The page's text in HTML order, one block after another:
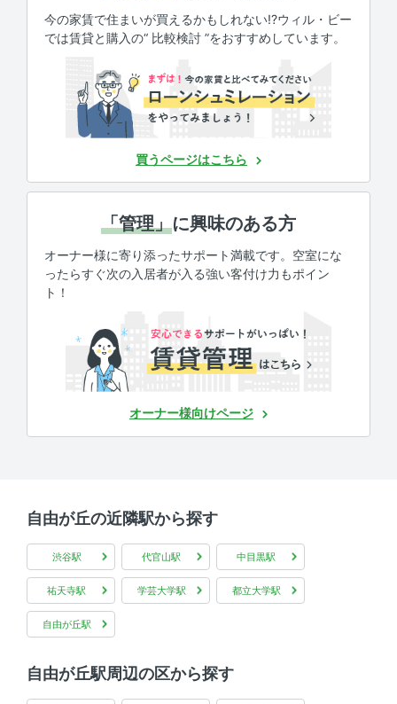
今の家賃で住まいが買えるかもしれない!?ウィル・ビー
では賃貸と購入の“ 比較検討 ”をおすすめしています。
買うページはこちら
「管理」に興味のある方
オーナー様に寄り添ったサポート満載です。空室にな
ったらすぐ次の入居者が入る強い客付け力もポイン
ト！
オーナー様向けページ
自由が丘の近隣駅から探す
渋谷駅 代官山駅 中目黒駅
祐天寺駅 学芸大学駅 都立大学駅
自由が丘駅
自由が丘駅周辺の区から探す